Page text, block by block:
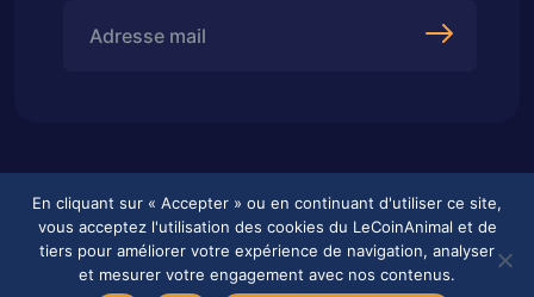
2026 © Tous droits réservés
En cliquant sur « Accepter » ou en continuant d'utiliser ce site,
vous acceptez l'utilisation des cookies du LeCoinAnimal et de
tiers pour améliorer votre expérience de navigation, analyser
et mesurer votre engagement avec nos contenus.